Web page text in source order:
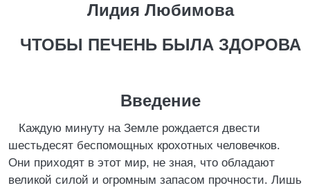
Лидия Любимова
ЧТОБЫ ПЕЧЕНЬ БЫЛА ЗДОРОВА
Введение
Каждую минуту на Земле рождается двести
шестьдесят беспомощных крохотных человечков.
Они приходят в этот мир, не зная, что обладают
великой силой и огромным запасом прочности. Лишь